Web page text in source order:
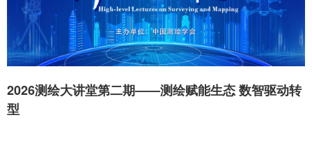
2026测绘大讲堂第二期——测绘赋能生态 数智驱动转
型